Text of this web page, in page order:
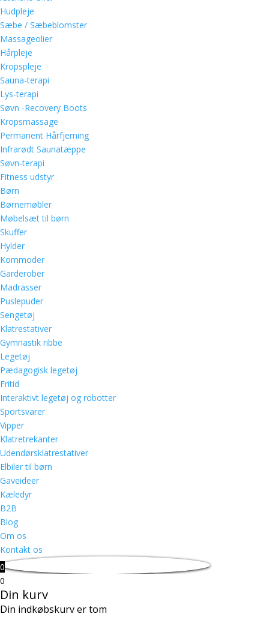
Hudpleje
Sæbe / Sæbeblomster
Massageolier
Hårpleje
Kropspleje
Sauna-terapi
Lys-terapi
Søvn -Recovery Boots
Kropsmassage
Permanent Hårfjerning
Infrarødt Saunatæppe
Søvn-terapi
Fitness udstyr
Børn
Børnemøbler
Møbelsæt til børn
Skuffer
Hylder
Kommoder
Garderober
Madrasser
Puslepuder
Sengetøj
Klatrestativer
Gymnastik ribbe
Legetøj
Pædagogisk legetøj
Fritid
Interaktivt legetøj og robotter
Sportsvarer
Vipper
Klatretrekanter
Udendørsklatrestativer
Elbiler til børn
Gaveideer
Kæledyr
B2B
Blog
Om os
Kontakt os
0
0
Din kurv
Din indkøbskurv er tom